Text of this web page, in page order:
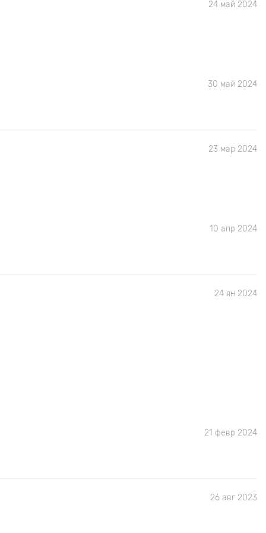
24 май 2024
30 май 2024
23 мар 2024
10 апр 2024
24 ян 2024
21 февр 2024
26 авг 2023